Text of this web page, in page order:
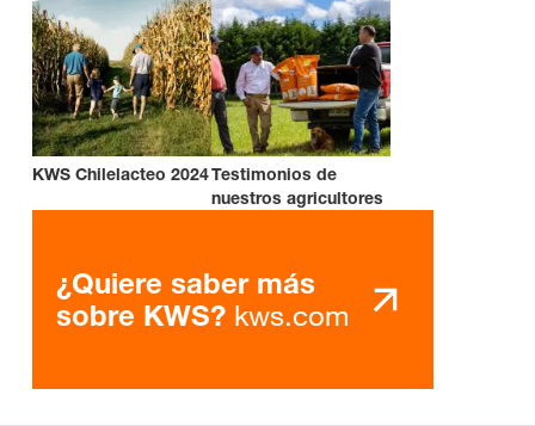
KWS Chilelacteo 2024Testimonios de
nuestros agricultores
¿Quiere saber más
sobre KWS? kws.com